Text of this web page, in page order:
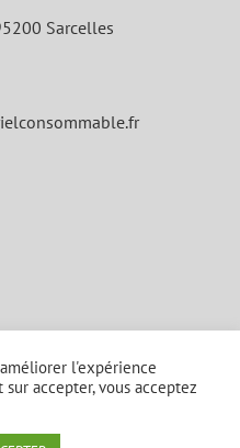
Sarcelles
l'expérience
accepter, vous acceptez